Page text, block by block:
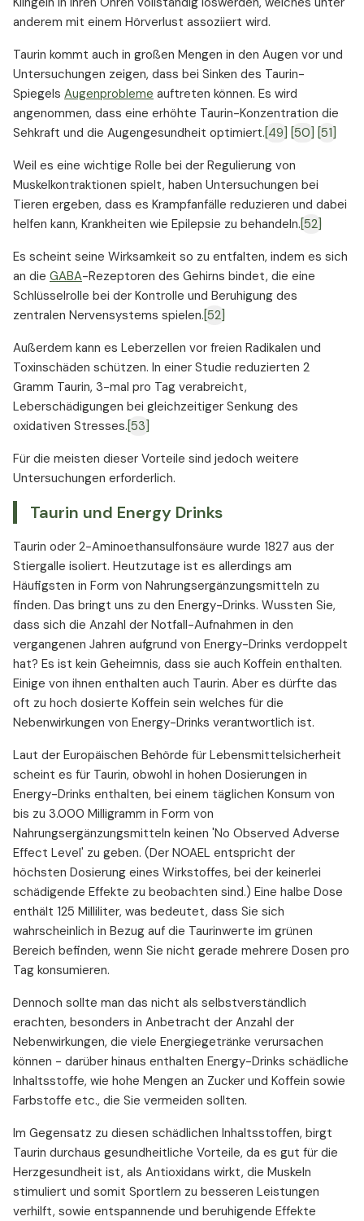
anderem mit einem Hörverlust assoziiert wird.
Taurin kommt auch in großen Mengen in den Augen vor und
Untersuchungen zeigen, dass bei Sinken des Taurin-
Spiegels Augenprobleme auftreten können. Es wird
angenommen, dass eine erhöhte Taurin-Konzentration die
Sehkraft und die Augengesundheit optimiert. [49] [50]
[51]
Weil es eine wichtige Rolle bei der Regulierung von
Muskelkontraktionen spielt, haben Untersuchungen bei
Tieren ergeben, dass es Krampfanfälle reduzieren und dabei
helfen kann, Krankheiten wie Epilepsie zu behandeln. [52]
Es scheint seine Wirksamkeit so zu entfalten, indem es sich
an die GABA-Rezeptoren des Gehirns bindet, die eine
Schlüsselrolle bei der Kontrolle und Beruhigung des
zentralen Nervensystems spielen. [52]
Außerdem kann es Leberzellen vor freien Radikalen und
Toxinschäden schützen. In einer Studie reduzierten 2
Gramm Taurin, 3-mal pro Tag verabreicht,
Leberschädigungen bei gleichzeitiger Senkung des
oxidativen Stresses. [53]
Für die meisten dieser Vorteile sind jedoch weitere
Untersuchungen erforderlich.
Taurin und Energy Drinks
Taurin oder 2-Aminoethansulfonsäure wurde 1827 aus der
Stiergalle isoliert. Heutzutage ist es allerdings am
Häufigsten in Form von Nahrungsergänzungsmitteln zu
finden. Das bringt uns zu den Energy-Drinks. Wussten Sie,
dass sich die Anzahl der Notfall-Aufnahmen in den
vergangenen Jahren aufgrund von Energy-Drinks verdoppelt
hat? Es ist kein Geheimnis, dass sie auch Koffein enthalten.
Einige von ihnen enthalten auch Taurin. Aber es dürfte das
oft zu hoch dosierte Koffein sein welches für die
Nebenwirkungen von Energy-Drinks verantwortlich ist.
Laut der Europäischen Behörde für Lebensmittelsicherheit
scheint es für Taurin, obwohl in hohen Dosierungen in
Energy-Drinks enthalten, bei einem täglichen Konsum von
bis zu 3.000 Milligramm in Form von
Nahrungsergänzungsmitteln keinen 'No Observed Adverse
Effect Level' zu geben. (Der NOAEL entspricht der
höchsten Dosierung eines Wirkstoffes, bei der keinerlei
schädigende Effekte zu beobachten sind.) Eine halbe Dose
enthält 125 Milliliter, was bedeutet, dass Sie sich
wahrscheinlich in Bezug auf die Taurinwerte im grünen
Bereich befinden, wenn Sie nicht gerade mehrere Dosen pro
Tag konsumieren.
Dennoch sollte man das nicht als selbstverständlich
erachten, besonders in Anbetracht der Anzahl der
Nebenwirkungen, die viele Energiegetränke verursachen
können - darüber hinaus enthalten Energy-Drinks schädliche
Inhaltsstoffe, wie hohe Mengen an Zucker und Koffein sowie
Farbstoffe etc., die Sie vermeiden sollten.
Im Gegensatz zu diesen schädlichen Inhaltsstoffen, birgt
Taurin durchaus gesundheitliche Vorteile, da es gut für die
Herzgesundheit ist, als Antioxidans wirkt, die Muskeln
stimuliert und somit Sportlern zu besseren Leistungen
verhilft, sowie entspannende und beruhigende Effekte